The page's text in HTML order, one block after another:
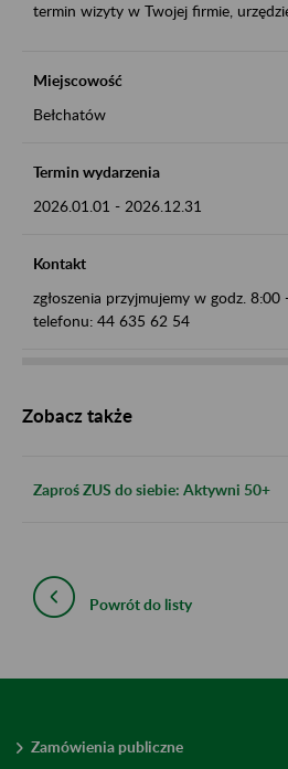
termin wizyty w Twojej firmie,
Miejscowość
Bełchatów
Termin wydarzenia
2026.01.01 - 2026.12.31
Kontakt
zgłoszenia przyjmujemy w godz.
telefonu: 44 635 62 54
Zobacz także
Zaproś ZUS do siebie: Aktywni 50+
Powrót do listy
Zamówienia publiczne